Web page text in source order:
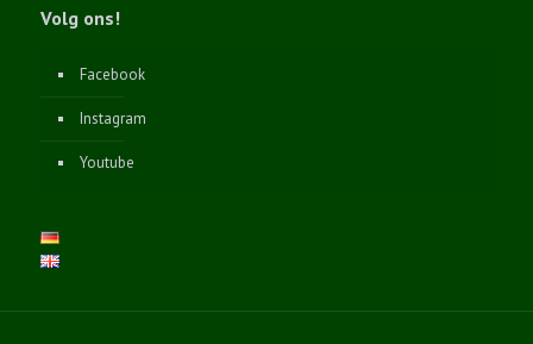
Volg ons!
Facebook
Instagram
Youtube